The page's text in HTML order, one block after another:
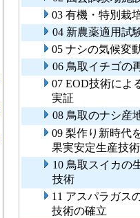
03 有機・特別栽
04 新農薬適用試
05 ナシの気候変
06 鳥取イチゴの
07 EOD技術によ
実証
08 鳥取のナシ産
09 梨作り新時代
果実安定生産技
10 鳥取スイカの
技術
11 アスパラガス
技術の確立